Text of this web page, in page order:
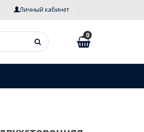
Личный кабинет
0